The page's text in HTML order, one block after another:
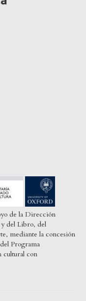
de la Dirección
y del Libro, del
mediante la concesión
Programa
cultural con